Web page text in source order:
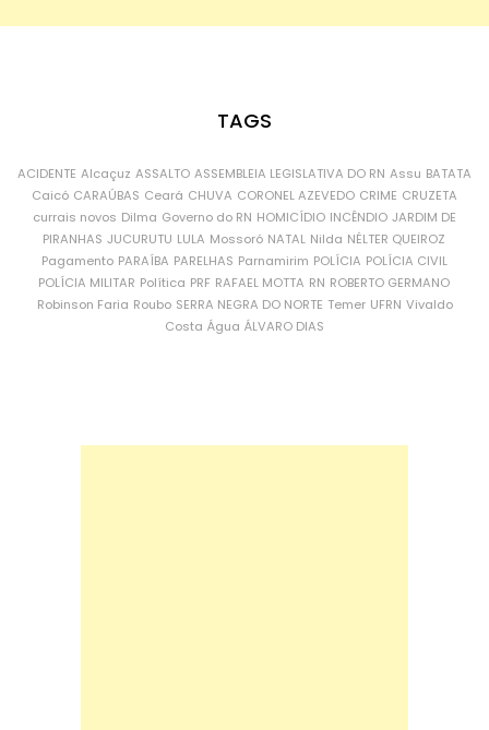
TAGS
ACIDENTE Alcaçuz ASSALTO ASSEMBLEIA LEGISLATIVA DO RN Assu BATATA
Caicó CARAÚBAS Ceará CHUVA CORONEL AZEVEDO CRIME CRUZETA
currais novos Dilma Governo do RN HOMICÍDIO INCÊNDIO JARDIM DE
PIRANHAS JUCURUTU LULA Mossoró NATAL Nilda NÉLTER QUEIROZ
Pagamento PARAÍBA PARELHAS Parnamirim POLÍCIA POLÍCIA CIVIL
POLÍCIA MILITAR Política PRF RAFAEL MOTTA RN ROBERTO GERMANO
Robinson Faria Roubo SERRA NEGRA DO NORTE Temer UFRN Vivaldo
Costa Água ÁLVARO DIAS